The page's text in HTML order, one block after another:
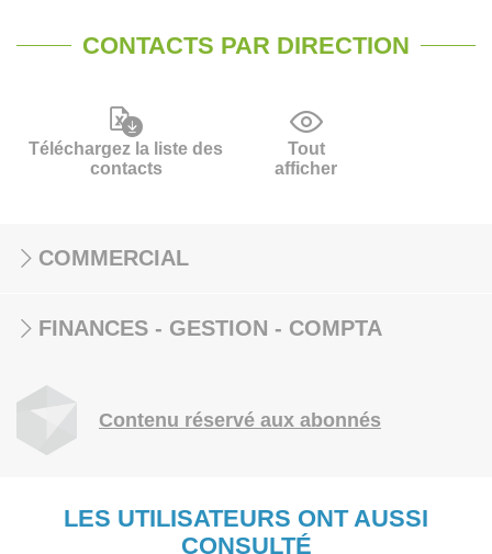
CONTACTS PAR DIRECTION
Téléchargez la liste des
contacts
Tout
afficher
COMMERCIAL
FINANCES - GESTION - COMPTA
Contenu réservé aux abonnés
LES UTILISATEURS ONT AUSSI
CONSULTÉ